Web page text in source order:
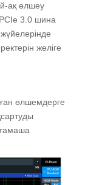
ақ өлшеу
3.0 шина
желіге
өлшемдерге